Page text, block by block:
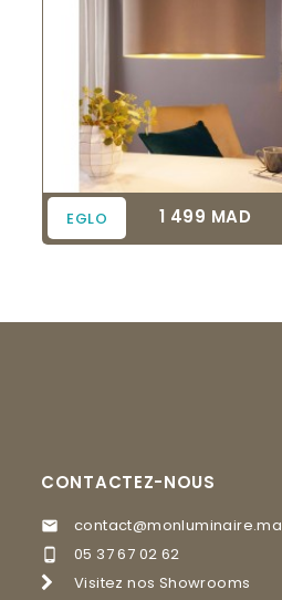
EGLO Prix
1 499 MAD
CONTACTEZ-NOUS
 contact@monluminaire.ma

05 37 67 02 62
Visitez nos Showrooms